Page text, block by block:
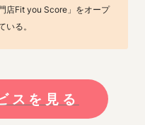
店Fit you Score」をオープ
いる。
スを見る